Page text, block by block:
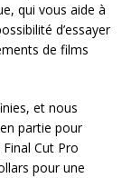
qui vous aide à
d’essayer
de films
et nous
partie pour
Cut Pro
pour une